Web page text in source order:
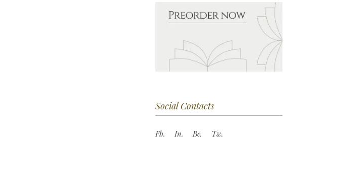
Social Contacts
Fb. In. Be. Tw.